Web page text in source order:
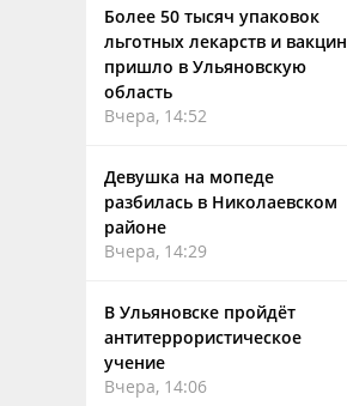
Более 50 тысяч упаковок
льготных лекарств и вакцин
пришло в Ульяновскую
область
Вчера, 14:52
Девушка на мопеде
разбилась в Николаевском
районе
Вчера, 14:29
В Ульяновске пройдёт
антитеррористическое
учение
Вчера, 14:06